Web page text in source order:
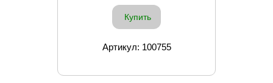
Купить
Артикул: 100755